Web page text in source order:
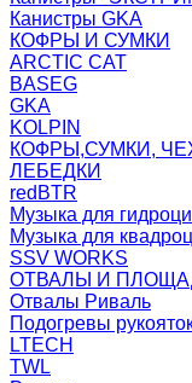
Канистры GKA
КОФРЫ И СУМКИ
ARCTIC CAT
BASEG
GKA
KOLPIN
КОФРЫ,СУМКИ,
ЛЕБЕДКИ
redBTR
Музыка для
Музыка для
SSV WORKS
ОТВАЛЫ И
Отвалы Риваль
Подогревы
LTECH
TWL